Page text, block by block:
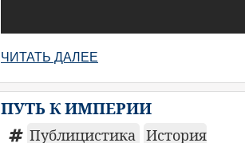
ЧИТАТЬ ДАЛЕЕ
ПУТЬ К ИМПЕРИИ
Публицистика История